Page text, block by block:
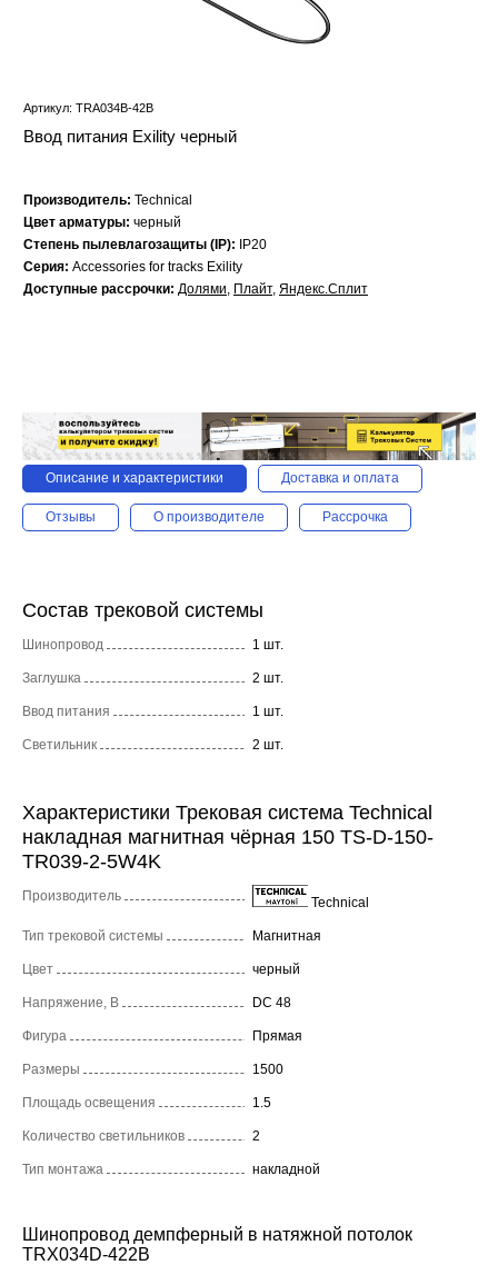
Артикул: TRA034B-42B
Ввод питания Exility черный
Производитель: Technical
Цвет арматуры: черный
Степень пылевлагозащиты (IP):
IP20
Серия: Accessories for tracks Exility
Доступные рассрочки: Долями, Плайт, Яндекс.Сплит
Описание и характеристики Доставка и оплата
Отзывы О производителе Рассрочка
Состав трековой системы
Шинопровод 1 шт.
Заглушка 2 шт.
Ввод питания 1 шт.
Светильник 2 шт.
Характеристики Трековая система Technical
накладная магнитная чёрная 150 TS-D-150-
TR039-2-5W4K
Производитель Technical
Тип трековой системы Магнитная
Цвет черный
Напряжение, В DC 48
Фигура Прямая
Размеры 1500
Площадь освещения 1.5
Количество светильников 2
Тип монтажа накладной
Шинопровод демпферный в натяжной потолок
TRX034D-422B